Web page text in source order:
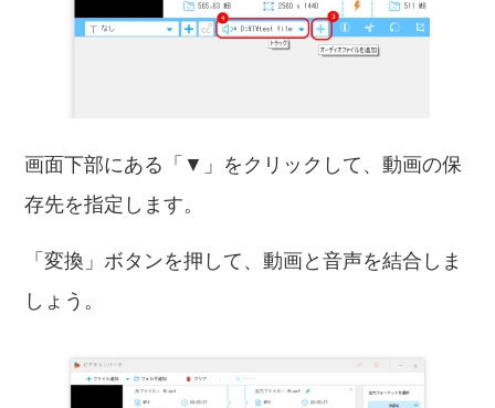
画面下部にある「▼」をクリックして、動画の保
存先を指定します。
「変換」ボタンを押して、動画と音声を結合しま
しょう。